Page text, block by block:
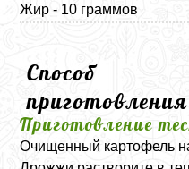
Жир - 10 граммов
Способ
приготовления
Приготовление
Очищенный картофель